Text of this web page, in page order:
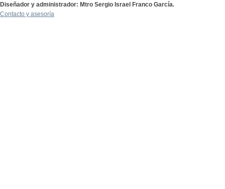
Diseñador y administrador: Mtro Sergio Israel Franco García.
Contacto y asesoría